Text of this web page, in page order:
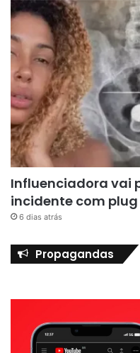
Influenciadora vai
incidente com
6 dias atrás
Propagandas